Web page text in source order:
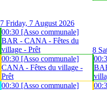
7 Friday, 7 August 2026
00:30 [Asso communale]
BAR - CANA - Fêtes du
village - Prêt
00:30 [Asso communale]
CANA - Fêtes du village -
Prêt
00:30 [Asso communale]
8